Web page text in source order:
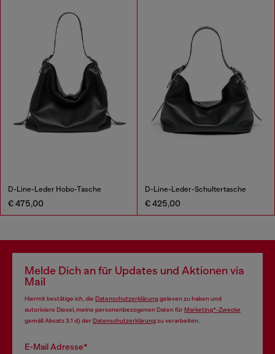
D-Line-Leder Hobo-Tasche
€ 475,00
D-Line-Leder-Schultertasche
€ 425,00
Melde Dich an für Updates und Aktionen via
Mail
Hiermit bestätige ich, die Datenschutzerklärunggelesen zu haben und
autorisiere Diesel, meine personenbezogenen Daten fürMarketing*-Zwecke
gemäß Absatz 3.1 d) derDatenschutzerklärungzu verarbeiten.
E-Mail Adresse*